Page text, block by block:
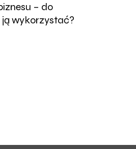
– do
wykorzystać?